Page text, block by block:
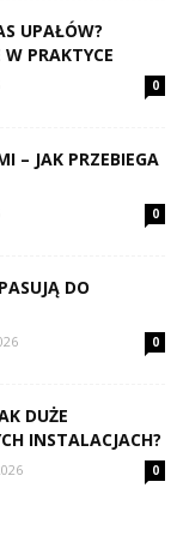
UPAŁÓW?
PRAKTYCE
0
– JAK PRZEBIEGA
0
DO
0
DUŻE
INSTALACJACH?
0